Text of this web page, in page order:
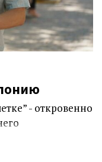
- откровенно